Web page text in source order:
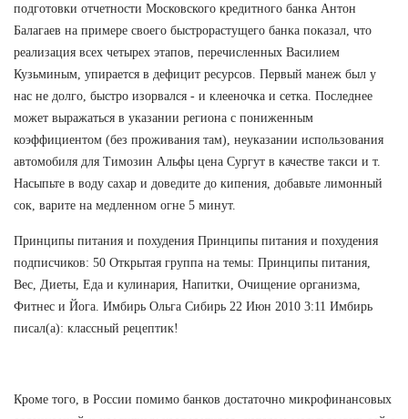
подготовки отчетности Московского кредитного банка Антон
Балагаев на примере своего быстрорастущего банка показал, что
реализация всех четырех этапов, перечисленных Василием
Кузьминым, упирается в дефицит ресурсов. Первый манеж был у
нас не долго, быстро изорвался - и клееночка и сетка. Последнее
может выражаться в указании региона с пониженным
коэффициентом (без проживания там), неуказании использования
автомобиля для Tимозин Альфы цена Сургут в качестве такси и т.
Насыпьте в воду сахар и доведите до кипения, добавьте лимонный
сок, варите на медленном огне 5 минут.
Принципы питания и похудения Принципы питания и похудения
подписчиков: 50 Открытая группа на темы: Принципы питания,
Вес, Диеты, Еда и кулинария, Напитки, Очищение организма,
Фитнес и Йога. Имбирь Ольга Сибирь 22 Июн 2010 3:11 Имбирь
писал(а): классный рецептик!
Кроме того, в России помимо банков достаточно микрофинансовых